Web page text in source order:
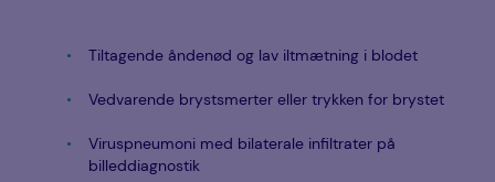
Tiltagende åndenød og lav iltmætning i blodet
Vedvarende brystsmerter eller trykken for brystet
Viruspneumoni med bilaterale infiltrater på
billeddiagnostik